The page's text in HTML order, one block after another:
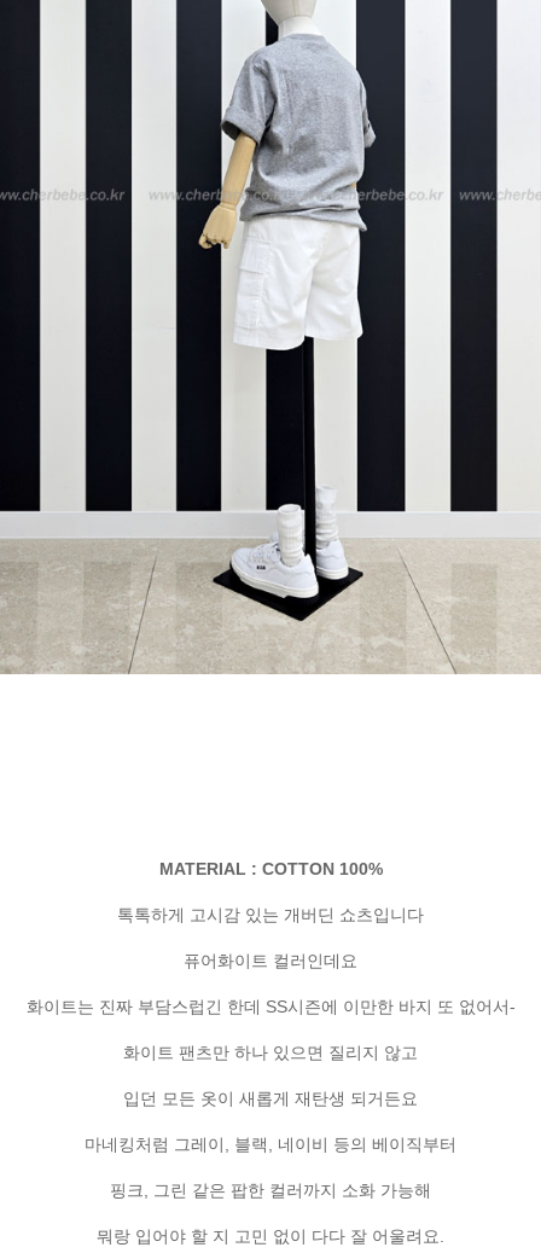
MATERIAL : COTTON 100%
톡톡하게 고시감 있는 개버딘 쇼츠입니다
퓨어화이트 컬러인데요
화이트는 진짜 부담스럽긴 한데 SS시즌에 이만한 바지 또 없어서-
화이트 팬츠만 하나 있으면 질리지 않고
입던 모든 옷이 새롭게 재탄생 되거든요
마네킹처럼 그레이, 블랙, 네이비 등의 베이직부터
핑크, 그린 같은 팝한 컬러까지 소화 가능해
뭐랑 입어야 할 지 고민 없이 다다 잘 어울려요.